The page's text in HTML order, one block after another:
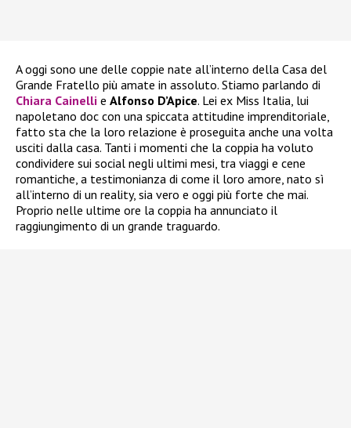
A oggi sono une delle coppie nate all’interno della Casa del
Grande Fratello più amate in assoluto. Stiamo parlando di
Chiara Cainelli e Alfonso D’Apice. Lei ex Miss Italia, lui
napoletano doc con una spiccata attitudine imprenditoriale,
fatto sta che la loro relazione è proseguita anche una volta
usciti dalla casa. Tanti i momenti che la coppia ha voluto
condividere sui social negli ultimi mesi, tra viaggi e cene
romantiche, a testimonianza di come il loro amore, nato sì
all’interno di un reality, sia vero e oggi più forte che mai.
Proprio nelle ultime ore la coppia ha annunciato il
raggiungimento di un grande traguardo.